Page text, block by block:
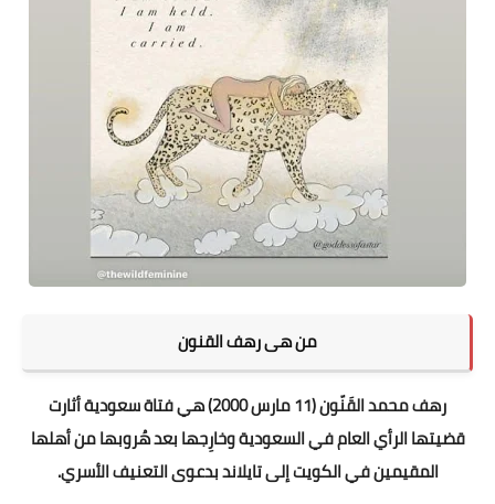
من هى رهف القنون
رهف محمد القَنّون (11 مارس 2000) هي فتاة سعودية أثارت
قضيتها الرأي العام في السعودية وخارِجها بعد هُروبها من أهلها
المقيمين في الكويت إلى تايلاند بدعوى التعنيف الأسري.